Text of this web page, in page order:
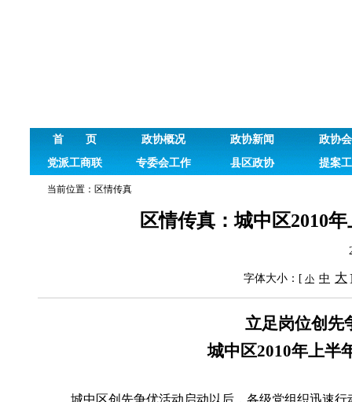
首 页 政协概况 政协新闻
政协
党派工商联
专委会工作 县区政协 提案
当前位置： 区情传真
区情传真：城中区2010
字体大小：[ 小 中 大
立足岗位创先
城中区2010年上半
城中区创先争优活动启动以后，各级党组织迅速